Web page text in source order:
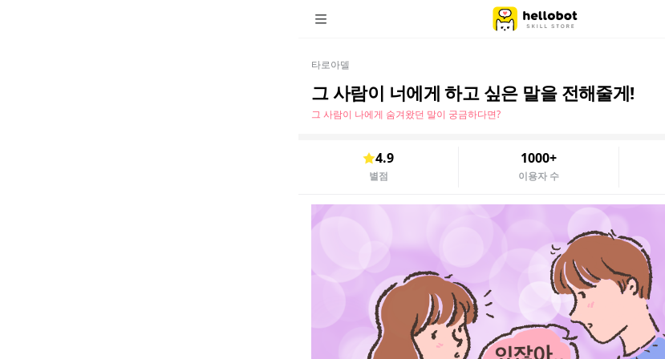
타로아델
그 사람이 너에게 하고 싶은 말을 전해줄게!
그 사람이 나에게 숨겨왔던 말이 궁금하다면?
4.9
별점
1000+
이용자 수